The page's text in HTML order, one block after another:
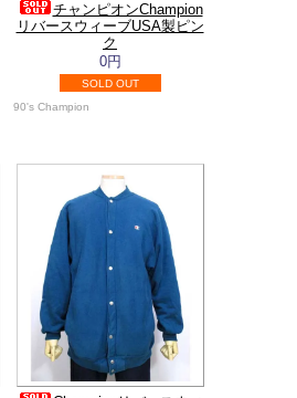
チャンピオンChampion
リバースウィーブUSA製ピン
ク
0円
SOLD OUT
90's Champion